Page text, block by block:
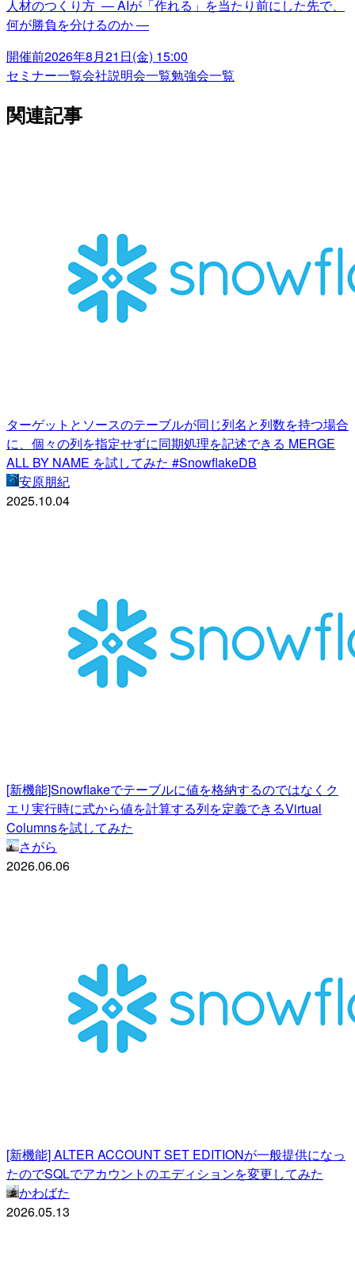
人材のつくり方 ― AIが「作れる」を当たり前にした先で、
何が勝負を分けるのか ―
開催前2026年8月21日(金) 15:00
セミナー一覧会社説明会一覧勉強会一覧
関連記事
ターゲットとソースのテーブルが同じ列名と列数を持つ場合
に、個々の列を指定せずに同期処理を記述できる MERGE
ALL BY NAME を試してみた #SnowflakeDB
安原朋紀
2025.10.04
[新機能]Snowflakeでテーブルに値を格納するのではなくク
エリ実行時に式から値を計算する列を定義できるVirtual
Columnsを試してみた
さがら
2026.06.06
[新機能] ALTER ACCOUNT SET EDITIONが一般提供になっ
たのでSQLでアカウントのエディションを変更してみた
かわばた
2026.05.13